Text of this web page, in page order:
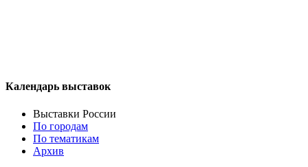
Календарь выставок
Выставки России
По городам
По тематикам
Архив